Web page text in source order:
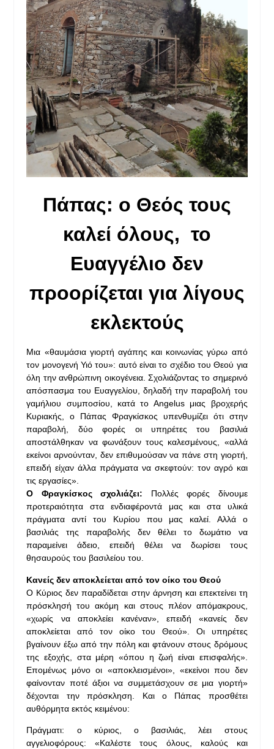
Πάπας: ο Θεός τους
καλεί όλους, το
Ευαγγέλιο δεν
προορίζεται για λίγους
εκλεκτούς
Μια «θαυμάσια γιορτή αγάπης και κοινωνίας γύρω από
τον μονογενή Υιό του»: αυτό είναι το σχέδιο του Θεού για
όλη την ανθρώπινη οικογένεια. Σχολιάζοντας το σημερινό
απόσπασμα του Ευαγγελίου, δηλαδή την παραβολή του
γαμήλιου συμποσίου, κατά το Angelus μιας βροχερής
Κυριακής, ο Πάπας Φραγκίσκος υπενθυμίζει ότι στην
παραβολή, δύο φορές οι υπηρέτες του βασιλιά
αποστάλθηκαν να φωνάξουν τους καλεσμένους, «αλλά
εκείνοι αρνούνταν, δεν επιθυμούσαν να πάνε στη γιορτή,
επειδή είχαν άλλα πράγματα να σκεφτούν: τον αγρό και
τις εργασίες».
Ο Φραγκίσκος σχολιάζει: Πολλές φορές δίνουμε
προτεραιότητα στα ενδιαφέροντά μας και στα υλικά
πράγματα αντί του Κυρίου που μας καλεί. Αλλά ο
βασιλιάς της παραβολής δεν θέλει το δωμάτιο να
παραμείνει άδειο, επειδή θέλει να δωρίσει τους
θησαυρούς του βασιλείου του.
Κανείς δεν αποκλείεται από τον οίκο του Θεού
Ο Κύριος δεν παραδίδεται στην άρνηση και επεκτείνει τη
πρόσκλησή του ακόμη και στους πλέον απόμακρους,
«χωρίς να αποκλείει κανέναν», επειδή «κανείς δεν
αποκλείεται από τον οίκο του Θεού». Οι υπηρέτες
βγαίνουν έξω από την πόλη και φτάνουν στους δρόμους
της εξοχής, στα μέρη «όπου η ζωή είναι επισφαλής».
Επομένως μόνο οι «αποκλεισμένοι», «εκείνοι που δεν
φαίνονταν ποτέ άξιοι να συμμετάσχουν σε μια γιορτή»
δέχονται την πρόσκληση. Και ο Πάπας προσθέτει
αυθόρμητα εκτός κειμένου:
Πράγματι: ο κύριος, ο βασιλιάς, λέει στους
αγγελιοφόρους: «Καλέστε τους όλους, καλούς και